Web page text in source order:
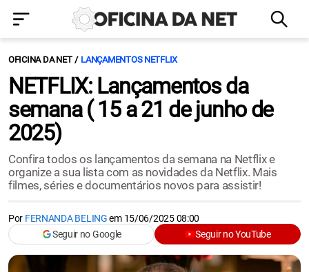
OFICINA DA NET LANÇAMENTOS NETFLIX
NETFLIX: Lançamentos da
semana ( 15 a 21 de junho de
2025)
Confira todos os lançamentos da semana na Netflix e
organize a sua lista com as novidades da Netflix. Mais
filmes, séries e documentários novos para assistir!
Por FERNANDA BELINGem 15/06/2025 08:00
Seguir no Google
Seguir no YouTube